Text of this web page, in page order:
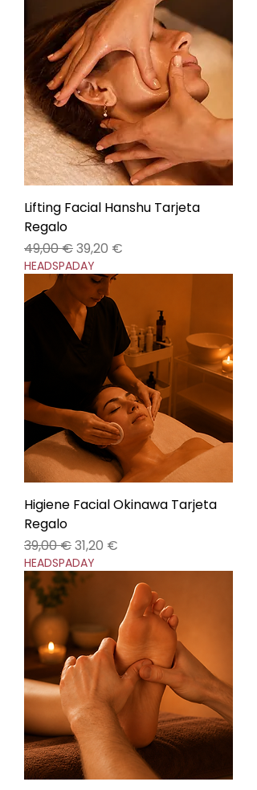
Lifting Facial Hanshu Tarjeta
Regalo
Precio
49,00 €Precio de oferta
39,20 €
HEADSPADAY
Higiene Facial Okinawa Tarjeta
Regalo
Precio
39,00 €Precio de oferta
31,20 €
HEADSPADAY